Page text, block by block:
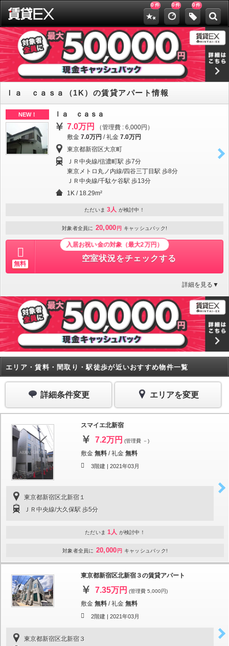
0 件 0件 0件
ｌａ ｃａｓａ（1K）の賃貸アパート情報
NEW！ ｌａ ｃａｓａ
7.0万円
（管理費 : 6,000円）
敷金 7.0万円 /礼金 7.0万円
東京都新宿区大京町
ＪＲ中央線/信濃町駅 歩7分
東京メトロ丸ノ内線/四谷三丁目駅 歩8分
ＪＲ中央線/千駄ケ谷駅 歩13分
1K / 18.29m²
ただいま 3人 が検討中！
対象者全員に 20,000 円 キャッシュバック!
無料
入居お祝い金の対象（最大2万円）
空室状況をチェックする
詳細を見る▼
エリア・賃料・間取り・駅徒歩が近いおすすめ物件一覧
詳細条件変更 エリアを変更
スマイエ北新宿
7.2万円 (管理費 －)
敷金 無料 /礼金 無料
3階建 | 2021年03月
東京都新宿区北新宿１
ＪＲ中央線/大久保駅 歩5分
ただいま 1人 が検討中！
対象者全員に 20,000 円 キャッシュバック!
東京都新宿区北新宿３の賃貸アパート
7.35万円 (管理費 5,000円)
敷金 無料 /礼金 無料
2階建 | 2021年03月
東京都新宿区北新宿３